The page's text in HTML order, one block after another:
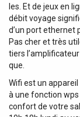
les. Et de jeux en
débit voyage
d’un port ethernet
Pas cher et très
tiers
que.
Wifi est un
à une fonction
confort de votre